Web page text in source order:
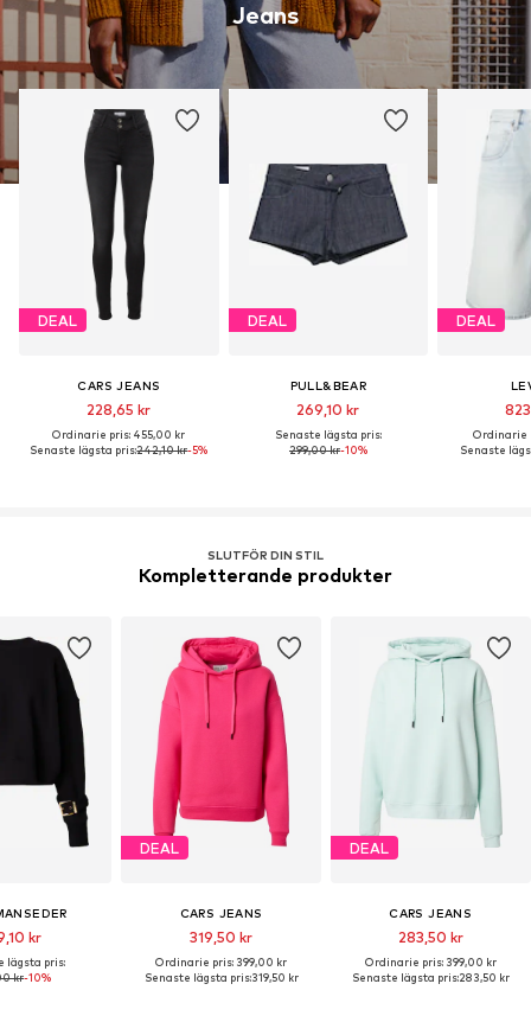
Jeans
DEAL
CARS JEANS
228,65 kr
Ordinarie pris: 455,00 kr
Senaste lägsta pris:242,10 kr-5%
DEAL
PULL&BEAR
269,10 kr
Senaste lägsta pris:
299,00 kr-10%
DEAL
Ordinarie
Senaste
SLUTFÖR DIN STIL
Kompletterande produkter
kr
lägsta pris:
kr-10%
DEAL
CARS JEANS
319,50 kr
Ordinarie pris: 399,00 kr
Senaste lägsta pris:319,50 kr
DEAL
CARS JEANS
283,50 kr
Ordinarie pris: 399,00 kr
Senaste lägsta pris:283,50 kr